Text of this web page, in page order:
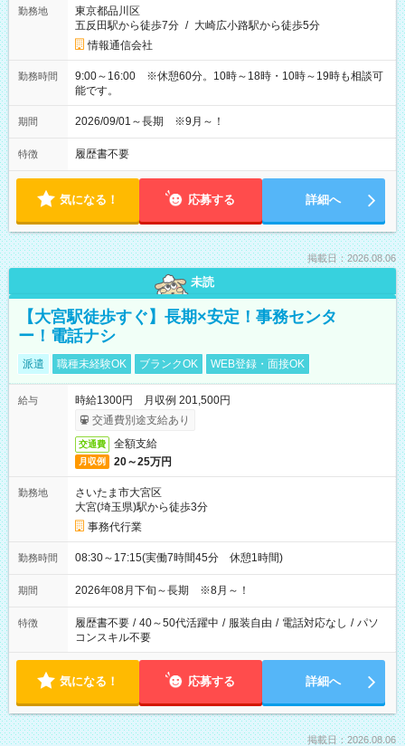
勤務地
東京都品川区
五反田駅から徒歩7分 / 大崎広小路駅から徒歩5分
情報通信会社
勤務時間
9:00～16:00 ※休憩60分。10時～18時・10時～19時も相談可
能です。
期間 2026/09/01～長期 ※9月～！
特徴 履歴書不要
気になる！ 応募する 詳細へ
掲載日：2026.08.06
未読
【大宮駅徒歩すぐ】長期×安定！事務センタ
ー！電話ナシ
派遣 職種未経験OK ブランクOK WEB登録・面接OK
給与
時給1300円 月収例 201,500円
交通費別途支給あり
交通費 全額支給
月収例 20～25万円
勤務地
さいたま市大宮区
大宮(埼玉県)駅から徒歩3分
事務代行業
勤務時間 08:30～17:15(実働7時間45分 休憩1時間)
期間 2026年08月下旬～長期 ※8月～！
特徴 履歴書不要 / 40～50代活躍中 / 服装自由 / 電話対応なし / パソ
コンスキル不要
気になる！ 応募する 詳細へ
掲載日：2026.08.06